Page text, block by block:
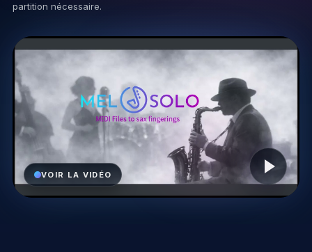
partition nécessaire.
VOIR LA VIDÉO Play video